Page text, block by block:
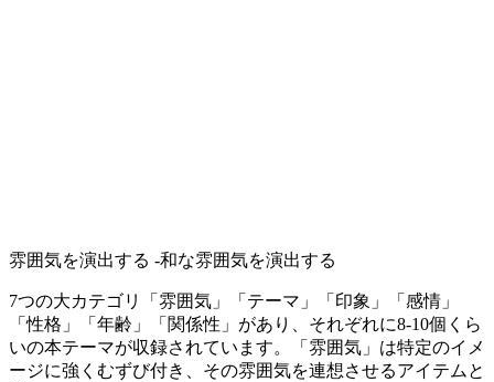
雰囲気を演出する -和な雰囲気を演出する
7つの大カテゴリ「雰囲気」「テーマ」「印象」「感情」
「性格」「年齢」「関係性」があり、それぞれに8-10個くら
いの本テーマが収録されています。「雰囲気」は特定のイメ
ージに強くむずび付き、その雰囲気を連想させるアイテムと